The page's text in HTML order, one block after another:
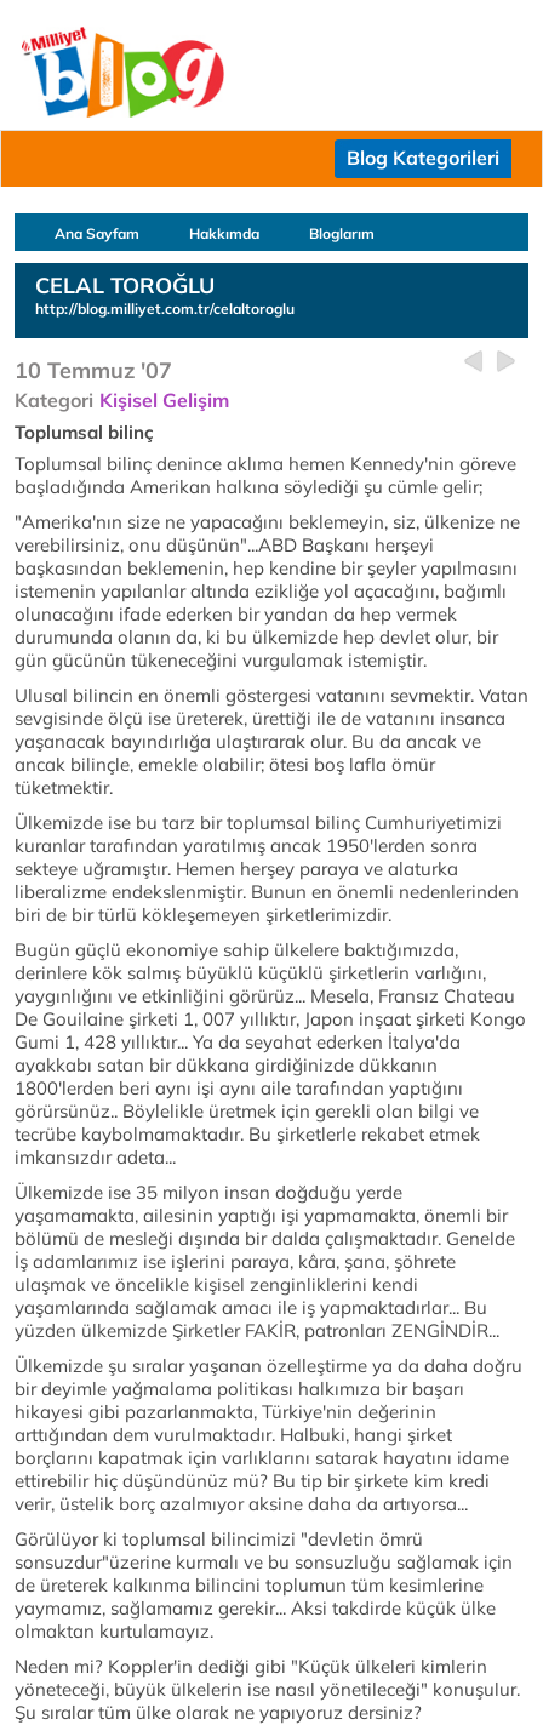
Blog Kategorileri
Ana Sayfam Hakkımda Bloglarım
CELAL TOROĞLU
http://blog.milliyet.com.tr/celaltoroglu
10 Temmuz '07
Kategori Kişisel Gelişim
Toplumsal bilinç
Toplumsal bilinç denince aklıma hemen Kennedy'nin göreve
başladığında Amerikan halkına söylediği şu cümle gelir;
"Amerika'nın size ne yapacağını beklemeyin, siz, ülkenize ne
verebilirsiniz, onu düşünün"...ABD Başkanı herşeyi
başkasından beklemenin, hep kendine bir şeyler yapılmasını
istemenin yapılanlar altında ezikliğe yol açacağını, bağımlı
olunacağını ifade ederken bir yandan da hep vermek
durumunda olanın da, ki bu ülkemizde hep devlet olur, bir
gün gücünün tükeneceğini vurgulamak istemiştir.
Ulusal bilincin en önemli göstergesi vatanını sevmektir. Vatan
sevgisinde ölçü ise üreterek, ürettiği ile de vatanını insanca
yaşanacak bayındırlığa ulaştırarak olur. Bu da ancak ve
ancak bilinçle, emekle olabilir; ötesi boş lafla ömür
tüketmektir.
Ülkemizde ise bu tarz bir toplumsal bilinç Cumhuriyetimizi
kuranlar tarafından yaratılmış ancak 1950'lerden sonra
sekteye uğramıştır. Hemen herşey paraya ve alaturka
liberalizme endekslenmiştir. Bunun en önemli nedenlerinden
biri de bir türlü kökleşemeyen şirketlerimizdir.
Bugün güçlü ekonomiye sahip ülkelere baktığımızda,
derinlere kök salmış büyüklü küçüklü şirketlerin varlığını,
yaygınlığını ve etkinliğini görürüz... Mesela, Fransız Chateau
De Gouilaine şirketi 1, 007 yıllıktır, Japon inşaat şirketi Kongo
Gumi 1, 428 yıllıktır... Ya da seyahat ederken İtalya'da
ayakkabı satan bir dükkana girdiğinizde dükkanın
1800'lerden beri aynı işi aynı aile tarafından yaptığını
görürsünüz.. Böylelikle üretmek için gerekli olan bilgi ve
tecrübe kaybolmamaktadır. Bu şirketlerle rekabet etmek
imkansızdır adeta...
Ülkemizde ise 35 milyon insan doğduğu yerde
yaşamamakta, ailesinin yaptığı işi yapmamakta, önemli bir
bölümü de mesleği dışında bir dalda çalışmaktadır. Genelde
İş adamlarımız ise işlerini paraya, kâra, şana, şöhrete
ulaşmak ve öncelikle kişisel zenginliklerini kendi
yaşamlarında sağlamak amacı ile iş yapmaktadırlar... Bu
yüzden ülkemizde Şirketler FAKİR, patronları ZENGİNDİR...
Ülkemizde şu sıralar yaşanan özelleştirme ya da daha doğru
bir deyimle yağmalama politikası halkımıza bir başarı
hikayesi gibi pazarlanmakta, Türkiye'nin değerinin
arttığından dem vurulmaktadır. Halbuki, hangi şirket
borçlarını kapatmak için varlıklarını satarak hayatını idame
ettirebilir hiç düşündünüz mü? Bu tip bir şirkete kim kredi
verir, üstelik borç azalmıyor aksine daha da artıyorsa...
Görülüyor ki toplumsal bilincimizi "devletin ömrü
sonsuzdur"üzerine kurmalı ve bu sonsuzluğu sağlamak için
de üreterek kalkınma bilincini toplumun tüm kesimlerine
yaymamız, sağlamamız gerekir... Aksi takdirde küçük ülke
olmaktan kurtulamayız.
Neden mi? Koppler'in dediği gibi "Küçük ülkeleri kimlerin
yöneteceği, büyük ülkelerin ise nasıl yönetileceği" konuşulur.
Şu sıralar tüm ülke olarak ne yapıyoruz dersiniz?